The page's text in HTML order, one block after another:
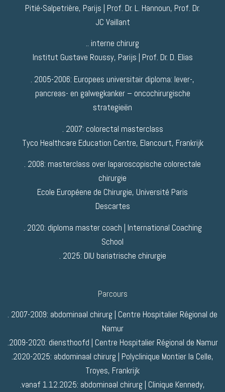
Pitié-Salpetrière, Parijs | Prof. Dr. L. Hannoun, Prof. Dr.
JC Vaillant
.. interne chirurg
Institut Gustave Roussy, Parijs | Prof. Dr. D. Elias
. 2005-2006: Europees universitair diploma: lever-,
pancreas- en galwegkanker – oncochirurgische
strategieën
. 2007: colorectal masterclass
Tyco Healthcare Education Centre, Elancourt, Frankrijk
. 2008: masterclass over laparoscopische colorectale
chirurgie
Ecole Européene de Chirurgie, Université Paris
Descartes
. 2020: diploma master coach | International Coaching
School
. 2025: DIU bariatrische chirurgie
Parcours
. 2007-2009: abdominaal chirurg | Centre Hospitalier Régional de
Namur
.2009-2020: diensthoofd | Centre Hospitalier Régional de Namur
.2020-2025: abdominaal chirurg | Polyclinique Montier la Celle,
Troyes, Frankrijk
.vanaf 1.12.2025: abdominaal chirurg | Clinique Kennedy,